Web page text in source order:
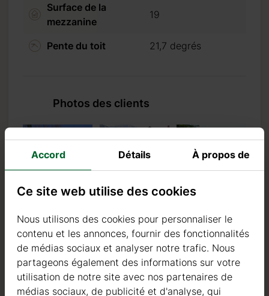
Surface de la
mezzanine
19
Pente du toit 21,7 degrés
Photos des clients
Accord Détails À propos de
Ce site web utilise des cookies
Nous utilisons des cookies pour personnaliser le
contenu et les annonces, fournir des fonctionnalités
de médias sociaux et analyser notre trafic. Nous
partageons également des informations sur votre
utilisation de notre site avec nos partenaires de
médias sociaux, de publicité et d'analyse, qui